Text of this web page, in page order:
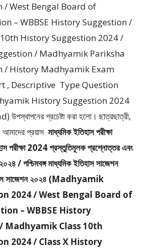
/ West Bengal Board of
– WBBSE History Suggestion /
History Suggestion 2024 /
/ Madhyamik Pariksha
/ History Madhyamik Exam
, Descriptive Type Question
History Suggestion 2024
প্রচেষ্টা করা হলাে। ছাত্রছাত্রী,
আমাদের প্রয়াস মাধ্যমিক ইতিহাস পরীক্ষা
পরীক্ষা 2024 প্রস্তুতিমূলক প্রশ্নোত্তর এবং
/ পশ্চিমবঙ্গ মাধ্যমিক ইতিহাস সাজেশন
সাজেশন ২০২৪ (Madhyamik
2024 / West Bengal Board of
– WBBSE History
Madhyamik Class 10th
2024 / Class X History